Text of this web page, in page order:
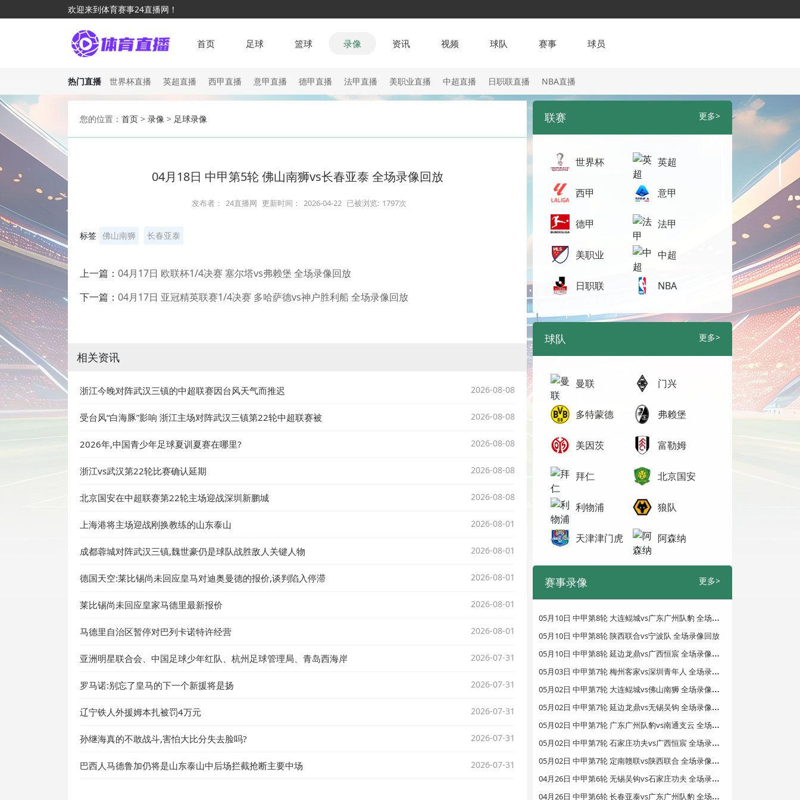
欢迎来到体育赛事24直播网！
首页 足球 篮球 录像 资讯 视频 球队 赛事 球员
热门直播 世界杯直播 英超直播 西甲直播 意甲直播 德甲直播 法甲直播 美职业直播 中超直播 日职联直播 NBA直播
您的位置： 首页 > 录像 > 足球录像
04月18日 中甲第5轮 佛山南狮vs长春亚泰 全场录像回放
发布者： 24直播网 更新时间： 2026-04-22 已被浏览: 1797次
标签 佛山南狮 长春亚泰
上一篇： 04月17日 欧联杯1/4决赛 塞尔塔vs弗赖堡 全场录像回放
下一篇： 04月17日 亚冠精英联赛1/4决赛 多哈萨德vs神户胜利船 全场录像回放
相关资讯
浙江今晚对阵武汉三镇的中超联赛因台风天气而推迟 2026-08-08
受台风“白海豚”影响 浙江主场对阵武汉三镇第22轮中超联赛被 2026-08-08
2026年,中国青少年足球夏训夏赛在哪里? 2026-08-08
浙江vs武汉第22轮比赛确认延期 2026-08-08
北京国安在中超联赛第22轮主场迎战深圳新鹏城 2026-08-08
上海港将主场迎战刚换教练的山东泰山 2026-08-01
成都蓉城对阵武汉三镇,魏世豪仍是球队战胜敌人关键人物 2026-08-01
德国天空:莱比锡尚未回应皇马对迪奥曼德的报价,谈判陷入停滞 2026-08-01
莱比锡尚未回应皇家马德里最新报价 2026-08-01
马德里自治区暂停对巴列卡诺特许经营 2026-08-01
亚洲明星联合会、中国足球少年红队、杭州足球管理局、青岛西海岸 2026-07-31
罗马诺:别忘了皇马的下一个新援将是扬 2026-07-31
辽宁铁人外援姆本扎被罚4万元 2026-07-31
孙继海真的不敢战斗,害怕大比分失去脸吗? 2026-07-31
巴西人马德鲁加仍将是山东泰山中后场拦截抢断主要中场 2026-07-31
联赛 更多>
世界杯 英超
西甲 意甲
德甲 法甲
美职业 中超
日职联 NBA
球队 更多>
曼联 门兴
多特蒙德 弗赖堡
美因茨 富勒姆
拜仁 北京国安
利物浦 狼队
天津津门虎 阿森纳
赛事录像 更多>
0
5月10日 中甲第8轮 大连鲲城vs广东广州队豹 全场录像回放
05月10日 中甲第8轮 陕西联合vs宁波队 全场录像回放
0
5月10日 中甲第8轮 延边龙鼎vs广西恒宸 全场录像回放
0
5月03日 中甲第7轮 梅州客家vs深圳青年人 全场录像回放
0
5月02日 中甲第7轮 大连鲲城vs佛山南狮 全场录像回放
0
5月02日 中甲第7轮 延边龙鼎vs无锡吴钩 全场录像回放
0
5月02日 中甲第7轮 广东广州队豹vs南通支云 全场录像回放
0
5月02日 中甲第7轮 石家庄功夫vs广西恒宸 全场录像回放
0
5月02日 中甲第7轮 定南赣联vs陕西联合 全场录像回放
0
4月26日 中甲第6轮 无锡吴钩vs石家庄功夫 全场录像回放
0
4月26日 中甲第6轮 长春亚泰vs广东广州队豹 全场录像回放